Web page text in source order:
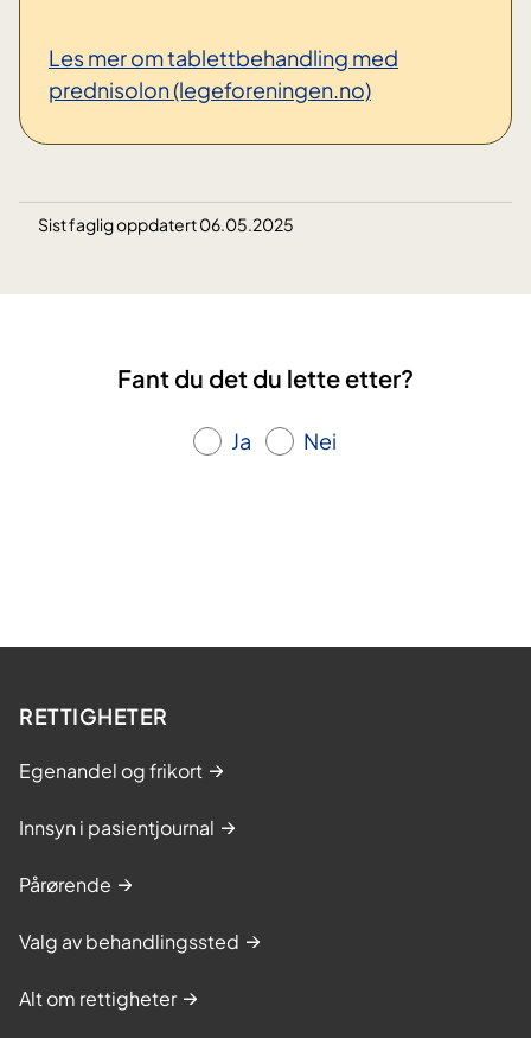
Les mer om tablettbehandling med
prednisolon (legeforeningen.no)
Sist faglig oppdatert 06.05.2025
Fant du det du lette etter?
Ja Nei
RETTIGHETER
Egenandel og frikort
Innsyn i pasientjournal
Pårørende
Valg av behandlingssted
Alt om rettigheter